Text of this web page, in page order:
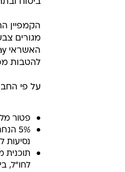
הקמפיין
מגורים
להטבות
על פי
פטור
5%
לחו"ל,